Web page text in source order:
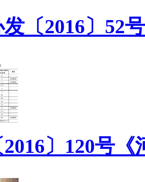
〔2016〕52
〕120号